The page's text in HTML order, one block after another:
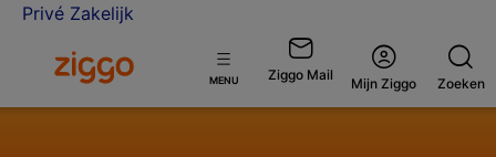
Privé Zakelijk
Ga naar de Ziggo homepage
MENU Ziggo Mail Open
Mijn Ziggo
Zoeken